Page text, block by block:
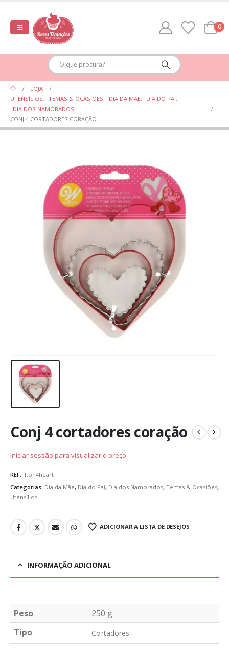
0
LOJA
UTENSÍLIOS, TEMAS & OCASIÕES, DIA DA MÃE, DIA DO PAI,
DIA DOS NAMORADOS
CONJ 4 CORTADORES CORAÇÃO
Conj 4 cortadores coração
Iniciar sessão para visualizar o preço
REF: ilton4heart
Categorias: Dia da Mãe, Dia do Pai, Dia dos Namorados, Temas & Ocasiões,
Utensílios
ADICIONAR A LISTA DE DESEJOS
INFORMAÇÃO ADICIONAL
Peso
250 g
Tipo
Cortadores